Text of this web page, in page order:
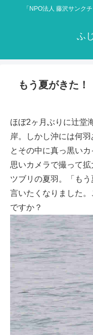
「NPO法人 藤沢サンク
ふ
もう夏がきた！
ほぼ2ヶ月ぶりに辻堂
岸。しかし沖には何
とその中に真っ黒い
思いカメラで撮って
ツブリの夏羽。「も
言いたくなりました
ですか？